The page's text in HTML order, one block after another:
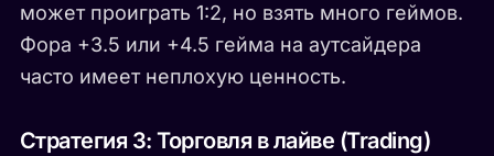
может проиграть 1:2, но взять много геймов.
Фора +3.5 или +4.5 гейма на аутсайдера
часто имеет неплохую ценность.
Стратегия 3: Торговля в лайве (Trading)